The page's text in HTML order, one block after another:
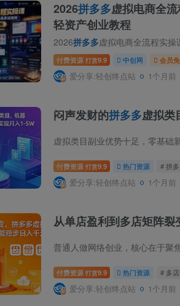
2026拼多多虚拟电商全
轻资产创业教程
2026拼多多虚拟电商全流程实操课
付费资源 打赏9.9 中创网 会员
爱分享:轻创终点站 1个月前
闷声发财的拼多多虚拟类
付费资源 打赏9.9 热门资源 # 拼
爱分享:轻创终点站 1个月前
从单店盈利到多店矩阵裂
付费资源 打赏9.9 热门资源 # 多
爱分享:轻创终点站 1个月前